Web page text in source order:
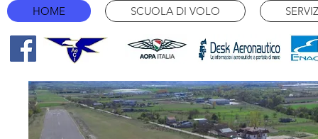
HOME SCUOLA DI VOLO